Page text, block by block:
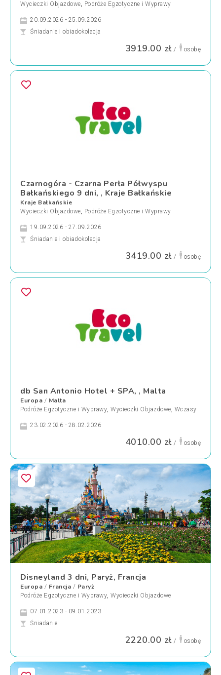
Wycieczki Objazdowe, Podróże Egzotyczne i Wyprawy
20.09.2026 - 25.09.2026
Śniadanie i obiadokolacja
3919.00 zł / osobę
Czarnogóra - Czarna Perła Półwyspu
Bałkańskiego 9 dni, , Kraje Bałkańskie
Kraje Bałkańskie
Wycieczki Objazdowe, Podróże Egzotyczne i Wyprawy
19.09.2026 - 27.09.2026
Śniadanie i obiadokolacja
3419.00 zł / osobę
db San Antonio Hotel + SPA, , Malta
Europa / Malta
Podróże Egzotyczne i Wyprawy, Wycieczki Objazdowe, Wczasy
23.02.2026 - 28.02.2026
4010.00 zł / osobę
Disneyland 3 dni, Paryż, Francja
Europa / Francja / Paryż
Podróże Egzotyczne i Wyprawy, Wycieczki Objazdowe
07.01.2023 - 09.01.2023
Śniadanie
2220.00 zł / osobę